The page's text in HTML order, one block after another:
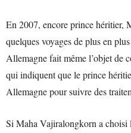
En 2007, encore prince héritier,
quelques voyages de plus en
Allemagne fait même l’objet de
qui indiquent que le prince
Allemagne pour suivre des
Si Maha Vajiralongkorn a choisi